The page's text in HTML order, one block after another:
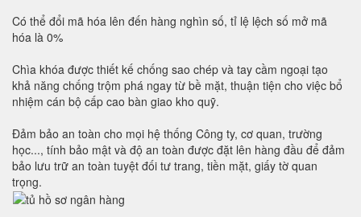
Có thể đổi mã hóa lên đến hàng nghìn số, tỉ lệ lệch số mở mã
hóa là 0%
Chìa khóa được thiết kế chống sao chép và tay cầm ngoại tạo
khả năng chống trộm phá ngay từ bề mặt, thuận tiện cho việc bổ
nhiệm cán bộ cấp cao bàn giao kho quỹ.
Đảm bảo an toàn cho mọi hệ thống Công ty, cơ quan, trường
học..., tính bảo mật và độ an toàn được đặt lên hàng đầu để đảm
bảo lưu trữ an toàn tuyệt đối tư trang, tiền mặt, giấy tờ quan
trọng.